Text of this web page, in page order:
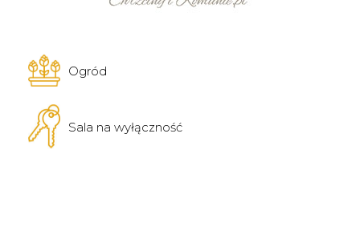
Ogród
Sala na wyłączność